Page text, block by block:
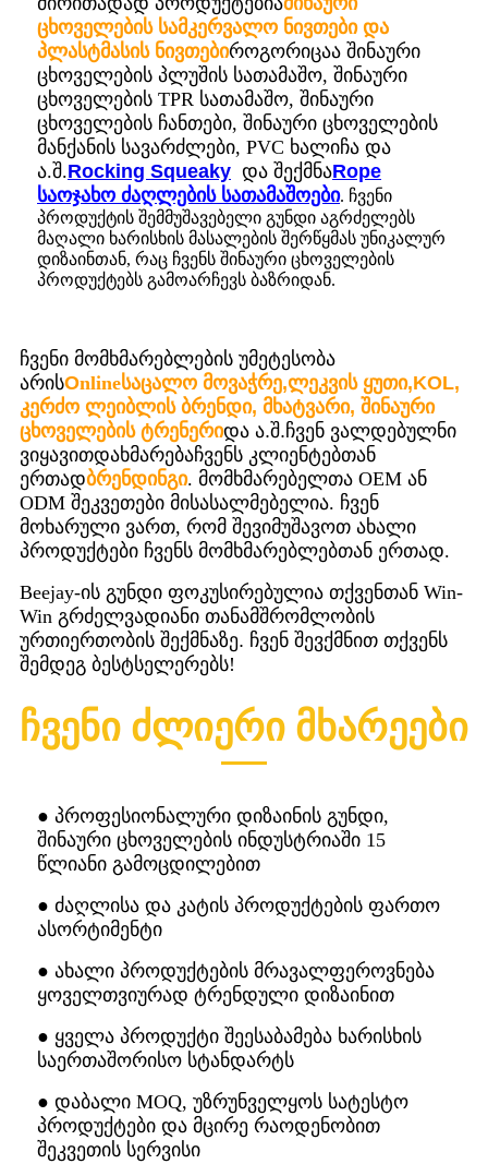
ცხოველების სამკერვალო ნივთები და
პლასტმასის ნივთებიროგორიცაა შინაური
ცხოველების პლუშის სათამაშო, შინაური
ცხოველების TPR სათამაშო, შინაური
ცხოველების ჩანთები, შინაური ცხოველების
მანქანის სავარძლები, PVC ხალიჩა და
ა.შ.Rocking Squeaky და შექმნაRope
საოჯახო ძაღლების სათამაშოები. ჩვენი
პროდუქტის შემმუშავებელი გუნდი აგრძელებს
მაღალი ხარისხის მასალების შერწყმას უნიკალურ
დიზაინთან, რაც ჩვენს შინაური ცხოველების
პროდუქტებს გამოარჩევს ბაზრიდან.
ჩვენი მომხმარებლების უმეტესობა
არისOnlineსაცალო მოვაჭრე,ლეკვის ყუთი,KOL,
კერძო ლეიბლის ბრენდი, მხატვარი, შინაური
ცხოველების ტრენერიდა ა.შ.ჩვენ ვალდებულნი
ვიყავითდახმარებაჩვენს კლიენტებთან
ერთადბრენდინგი. მომხმარებელთა OEM ან
ODM შეკვეთები მისასალმებელია. ჩვენ
მოხარული ვართ, რომ შევიმუშავოთ ახალი
პროდუქტები ჩვენს მომხმარებლებთან ერთად.
Beejay-ის გუნდი ფოკუსირებულია თქვენთან Win-
Win გრძელვადიანი თანამშრომლობის
ურთიერთობის შექმნაზე. ჩვენ შევქმნით თქვენს
შემდეგ ბესტსელერებს!
ჩვენი ძლიერი მხარეები
● პროფესიონალური დიზაინის გუნდი,
შინაური ცხოველების ინდუსტრიაში 15
წლიანი გამოცდილებით
● ძაღლისა და კატის პროდუქტების ფართო
ასორტიმენტი
● ახალი პროდუქტების მრავალფეროვნება
ყოველთვიურად ტრენდული დიზაინით
● ყველა პროდუქტი შეესაბამება ხარისხის
საერთაშორისო სტანდარტს
● დაბალი MOQ, უზრუნველყოს სატესტო
პროდუქტები და მცირე რაოდენობით
შეკვეთის სერვისი